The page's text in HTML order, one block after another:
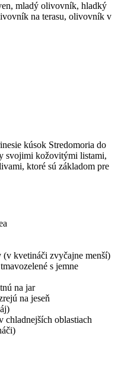
mladý olivovník, hladký
na terasu, olivovník v
kúsok Stredomoria do
svojimi kožovitými listami,
ktoré sú základom pre
(v kvetináči zvyčajne menší)
s jemne
na jar
na jeseň
chladnejších oblastiach